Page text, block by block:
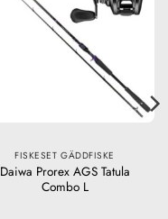
FISKESET GÄDDFISKE
Daiwa Prorex AGS Tatula
Combo L